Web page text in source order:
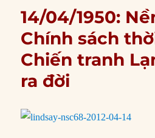
14/04/1950:
Chính sách
Chiến tranh
ra đời